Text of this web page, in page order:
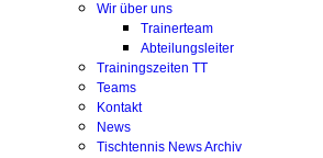
Wir über uns
Trainerteam
Abteilungsleiter
Trainingszeiten TT
Teams
Kontakt
News
Tischtennis News Archiv